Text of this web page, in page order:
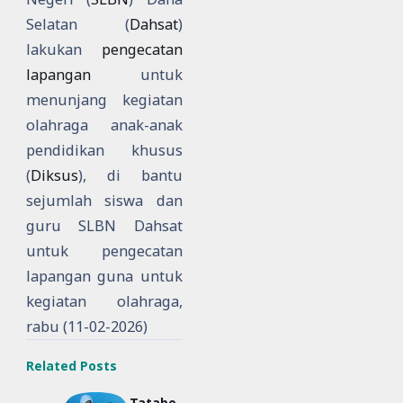
Selatan (Dahsat)
lakukan pengecatan
lapangan untuk
menunjang kegiatan
olahraga anak-anak
pendidikan khusus
(Diksus), di bantu
sejumlah siswa dan
guru SLBN Dahsat
untuk pengecatan
lapangan guna untuk
kegiatan olahraga,
rabu (11-02-2026)
Related Posts